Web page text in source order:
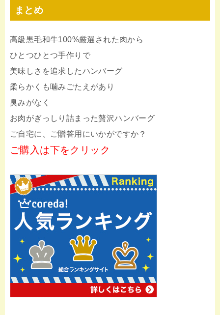
まとめ
高級黒毛和牛100%厳選された肉から
ひとつひとつ手作りで
美味しさを追求したハンバーグ
柔らかくも噛みごたえがあり
臭みがなく
お肉がぎっしり詰まった贅沢ハンバーグ
ご自宅に、ご贈答用にいかがですか？
ご購入は下をクリック